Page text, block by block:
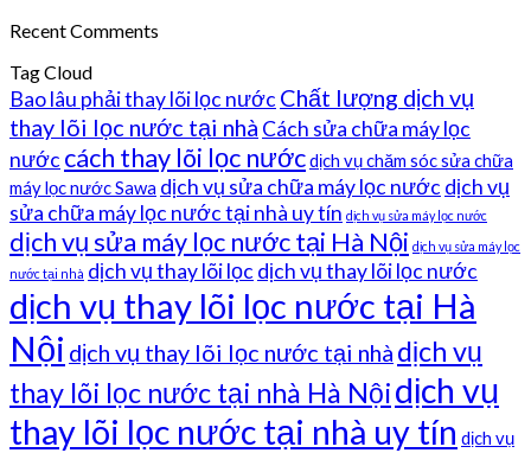
Recent Comments
Tag Cloud
Bao lâu phải thay lõi lọc nước Chất lượng dịch vụ
thay lõi lọc nước tại nhà Cách sửa chữa máy lọc
nước cách thay lõi lọc nướcdịch vụ chăm sóc sửa chữa
máy lọc nước Sawa dịch vụ sửa chữa máy lọc nước dịch vụ
sửa chữa máy lọc nước tại nhà uy tín dịch vụ sửa máy lọc nước
dịch vụ sửa máy lọc nước tại Hà Nội dịch vụ sửa máy lọc
nước tại nhà dịch vụ thay lõi lọc dịch vụ thay lõi lọc nước
dịch vụ thay lõi lọc nước tại Hà
Nội dịch vụ thay lõi lọc nước tại nhà dịch vụ
thay lõi lọc nước tại nhà Hà Nộidịch vụ
thay lõi lọc nước tại nhà uy tín dịch vụ